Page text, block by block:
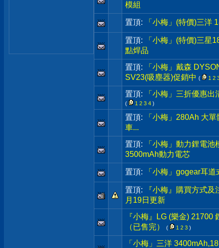
模組
置頂: 「小梅」(特價)三洋
置頂:
「小梅」(特價)三星
點焊品
置頂:
「小梅」戴森
SV23(吸塵器)促銷中 ( 1 2
置頂: 「小梅」三折優惠
( 1 2 3 4 )
置頂:
「小梅」280Ah 大
車...
置頂:
「小梅」動力鋰電
3500mAh動力電芯
置頂: 「小梅」gogear耳
置頂:
『小梅』購買方式
月19日更新
『小梅』LG (樂金)
（已售完）
( 1 2 3 )
「小梅」三洋